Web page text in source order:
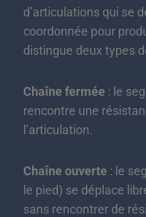
d’articulations qui se
coordonnée pour
distingue deux types
Chaîne fermée : le
rencontre une
l’articulation.
Chaîne ouverte : le
le pied) se déplace
sans rencontrer de